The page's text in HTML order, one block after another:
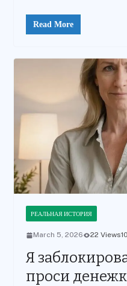
Read More
РЕАЛЬНАЯ ИСТОРИЯ
March 5, 2026 22 Views
Я
проси